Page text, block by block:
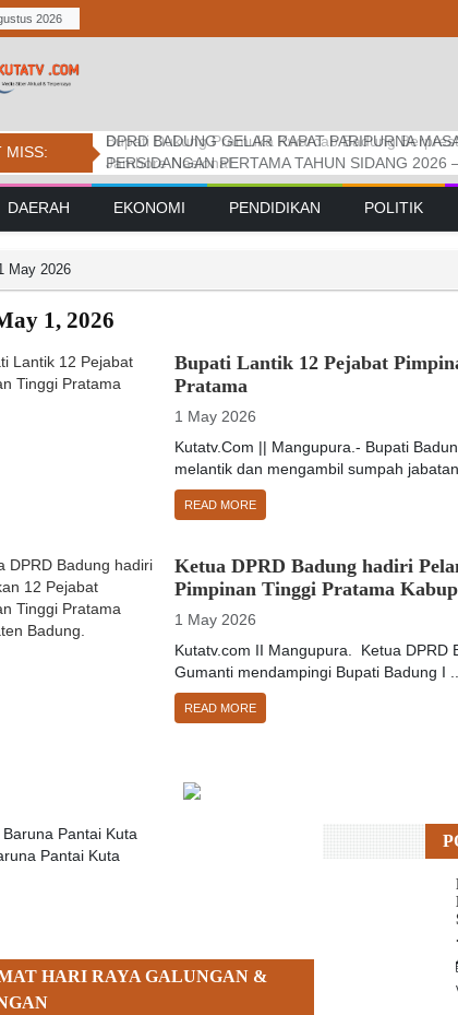
2026
MISS:
Bupati Dukung Pramuka Kwarcab Badung
Jambore Nasional
Pemkab. Dan Dprd Badung Sepakati Kua-ppas
Daerah Tembus Rp 14,2 Triliun
DPRD BADUNG GELAR RAPAT PARIPURNA
PERSIDANGAN PERTAMA TAHUN SIDANG 2026
DAERAH EKONOMI PENDIDIKAN POLITIK
May 2026
1, 2026
Bupati Lantik 12 Pejabat
Pratama
1 May 2026
Kutatv.Com || Mangupura.- Bupati
melantik dan mengambil sumpah
READ MORE
Ketua DPRD Badung hadiri
Pimpinan Tinggi Pratama
1 May 2026
Kutatv.com II Mangupura. Ketua DPRD
Gumanti mendampingi Bupati Badung I
READ MORE
Pantai Kuta
HARI RAYA GALUNGAN &